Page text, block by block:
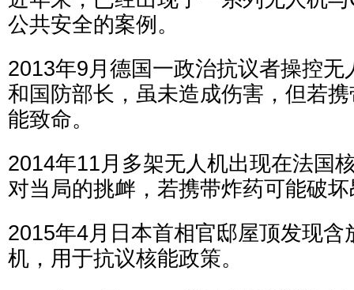
公共安全的案例。
2013年9月德国一政治抗议者操控无
和国防部长，虽未造成伤害，但若
能致命。
2014年11月多架无人机出现在法国
对当局的挑衅，若携带炸药可能破
2015年4月日本首相官邸屋顶发现含
机，用于抗议核能政策。